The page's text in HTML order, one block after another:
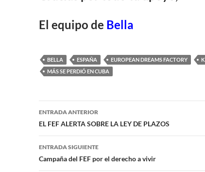
El equipo de Bella
BELLA ESPAÑA EUROPEAN DREAMS FACTORY
MÁS SE PERDIÓ EN CUBA
Navegación
de
entradas
ENTRADA ANTERIOR
EL FEF ALERTA SOBRE LA LEY DE PLAZOS
ENTRADA SIGUIENTE
Campaña del FEF por el derecho a vivir